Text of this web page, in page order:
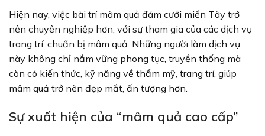
Hiện nay, việc bài trí mâm quả đám cưới miền Tây trở
nên chuyên nghiệp hơn, với sự tham gia của các dịch vụ
trang trí, chuẩn bị mâm quả. Những người làm dịch vụ
này không chỉ nắm vững phong tục, truyền thống mà
còn có kiến thức, kỹ năng về thẩm mỹ, trang trí, giúp
mâm quả trở nên đẹp mắt, ấn tượng hơn.
Sự xuất hiện của “mâm quả cao cấp”